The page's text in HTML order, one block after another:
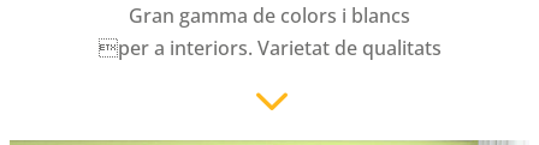
Gran gamma de colors i blancs
per a interiors. Varietat de qualitats
3